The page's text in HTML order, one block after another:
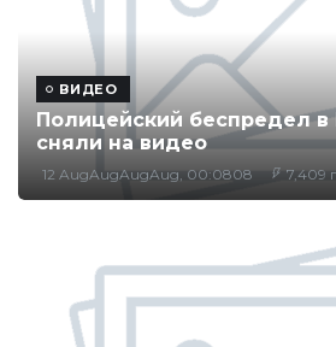
ВИДЕО
Полицейский беспредел в
сняли на видео
12 AugAugAugAug, 00:0808 7,409